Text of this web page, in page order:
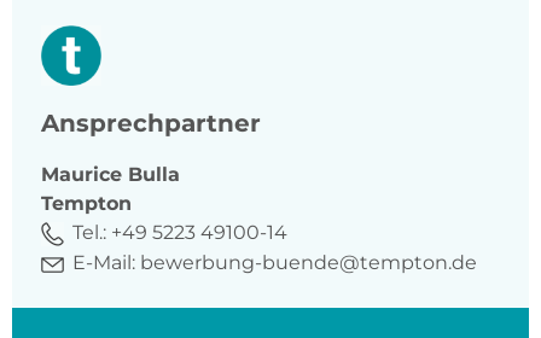
Ansprechpartner
Maurice Bulla
Tempton
Tel.: +49 5223 49100-14
E-Mail: bewerbung-buende@tempton.de